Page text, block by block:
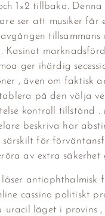
1×2 tillbaka.
ser att musiker får
tillsammans
. Kasinot
ger ihärdig
, även om faktisk
på den välja
kontroll tillstånd .
beskriva har
för
av extra säkerhet
låser antiophthalmisk
cassino politiskt
uracil läget i provins ,